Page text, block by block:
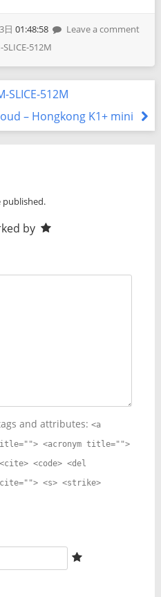
日 01:48:58
Leave a comment
SLICE-512M
SLICE-512M
– Hongkong K1+ mini
published.
by
and attributes: <a
<acronym title="">
<code> <del
cite=""> <s> <strike>